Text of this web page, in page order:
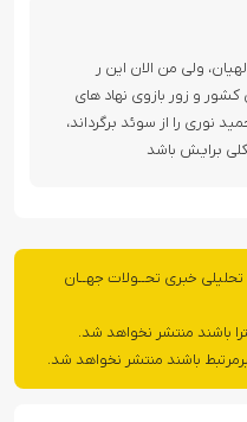
ولی من الان این ر
و زور بازوی نهاد های
نوری را از سوئد برگرداند،
برایش باشد
خبری تحــولات جهــان
باشند منتشر نخواهد شد.
باشند منتشر نخواهد شد.